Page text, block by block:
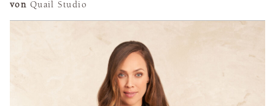
von Quail Studio